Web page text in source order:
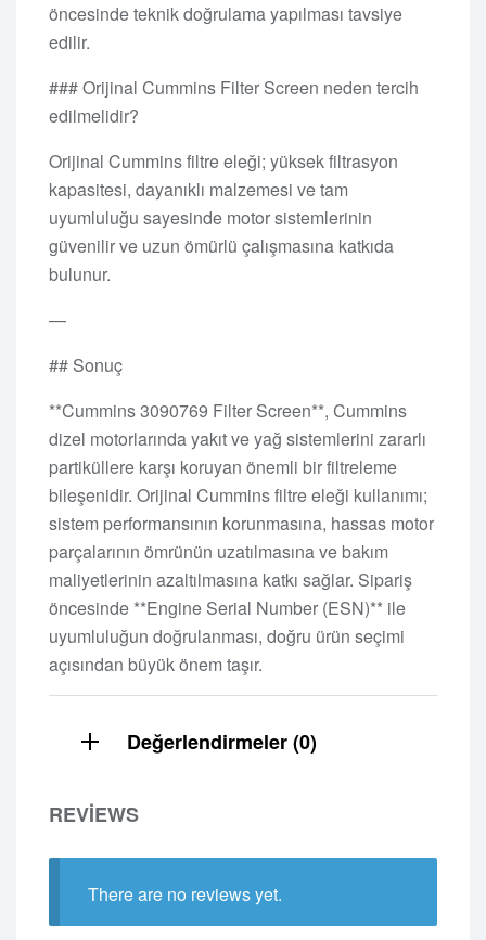
öncesinde teknik doğrulama yapılması tavsiye
edilir.
### Orijinal Cummins Filter Screen neden tercih
edilmelidir?
Orijinal Cummins filtre eleği; yüksek filtrasyon
kapasitesi, dayanıklı malzemesi ve tam
uyumluluğu sayesinde motor sistemlerinin
güvenilir ve uzun ömürlü çalışmasına katkıda
bulunur.
—
## Sonuç
**Cummins 3090769 Filter Screen**, Cummins
dizel motorlarında yakıt ve yağ sistemlerini zararlı
partiküllere karşı koruyan önemli bir filtreleme
bileşenidir. Orijinal Cummins filtre eleği kullanımı;
sistem performansının korunmasına, hassas motor
parçalarının ömrünün uzatılmasına ve bakım
maliyetlerinin azaltılmasına katkı sağlar. Sipariş
öncesinde **Engine Serial Number (ESN)** ile
uyumluluğun doğrulanması, doğru ürün seçimi
açısından büyük önem taşır.
Değerlendirmeler (0)
REVIEWS
There are no reviews yet.